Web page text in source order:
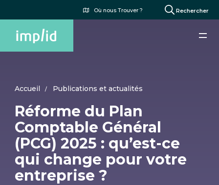
principal
Où nous Trouver ?
Menu
du
Rechercher
Accueil Publications et actualités
Réforme du Plan
Comptable Général
(PCG) 2025 : qu’est-ce
qui change pour votre
entreprise ?